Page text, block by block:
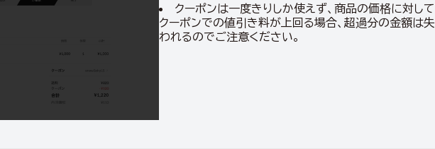
クーポンは一度きりしか使えず、商品の価格に対して
クーポンでの値引き料が上回る場合、超過分の金額は失
われるのでご注意ください。